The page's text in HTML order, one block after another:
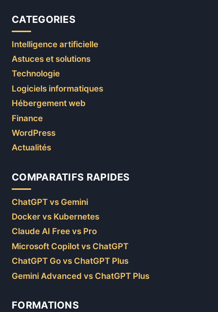
CATEGORIES
Intelligence artificielle
Astuces et solutions
Technologie
Logiciels informatiques
Hébergement web
Finance
WordPress
Actualités
COMPARATIFS RAPIDES
ChatGPT vs Gemini
Docker vs Kubernetes
Claude AI Free vs Pro
Microsoft Copilot vs ChatGPT
ChatGPT Go vs ChatGPT Plus
Gemini Advanced vs ChatGPT Plus
FORMATIONS